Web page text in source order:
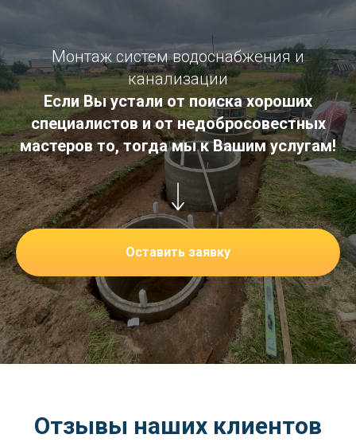
Mонтаж систем водоснабжения и
канализации
Если Вы устали от поиска хороших
специалистов и от недобросовестных
мастеров то, тогда мы к Вашим услугам!
Оставить заявку
Отзывы наших клиентов